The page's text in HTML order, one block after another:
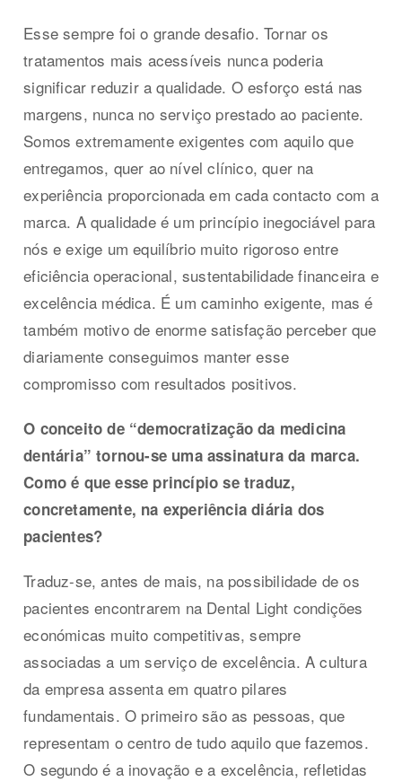
Esse sempre foi o grande desafio. Tornar os
tratamentos mais acessíveis nunca poderia
significar reduzir a qualidade. O esforço está nas
margens, nunca no serviço prestado ao paciente.
Somos extremamente exigentes com aquilo que
entregamos, quer ao nível clínico, quer na
experiência proporcionada em cada contacto com a
marca. A qualidade é um princípio inegociável para
nós e exige um equilíbrio muito rigoroso entre
eficiência operacional, sustentabilidade financeira e
excelência médica. É um caminho exigente, mas é
também motivo de enorme satisfação perceber que
diariamente conseguimos manter esse
compromisso com resultados positivos.
O conceito de “democratização da medicina
dentária” tornou-se uma assinatura da marca.
Como é que esse princípio se traduz,
concretamente, na experiência diária dos
pacientes?
Traduz-se, antes de mais, na possibilidade de os
pacientes encontrarem na Dental Light condições
económicas muito competitivas, sempre
associadas a um serviço de excelência. A cultura
da empresa assenta em quatro pilares
fundamentais. O primeiro são as pessoas, que
representam o centro de tudo aquilo que fazemos.
O segundo é a inovação e a excelência, refletidas